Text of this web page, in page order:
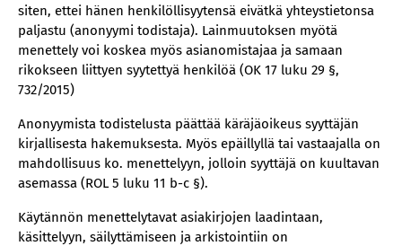
siten, ettei hänen henkilöllisyytensä eivätkä yhteystietonsa
paljastu (anonyymi todistaja). Lainmuutoksen myötä
menettely voi koskea myös asianomistajaa ja samaan
rikokseen liittyen syytettyä henkilöä (OK 17 luku 29 §,
732/2015)
Anonyymista todistelusta päättää käräjäoikeus syyttäjän
kirjallisesta hakemuksesta. Myös epäillyllä tai vastaajalla on
mahdollisuus ko. menettelyyn, jolloin syyttäjä on kuultavan
asemassa (ROL 5 luku 11 b-c §).
Käytännön menettelytavat asiakirjojen laadintaan,
käsittelyyn, säilyttämiseen ja arkistointiin on